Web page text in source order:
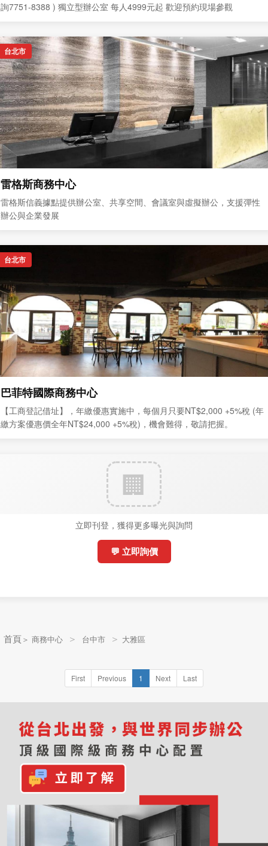
詢7751-8388 ) 獨立型辦公室 每人4999元起 歡迎預約現場參觀
台北市
雷格斯商務中心
雷格斯信義據點提供辦公室、共享空間、會議室與虛擬辦公，支援彈性
辦公與企業發展
台北市
巴菲特國際商務中心
【工商登記借址】，年繳優惠實施中，每個月只要NT$2,000 +5%稅 (年
繳方案優惠價全年NT$24,000 +5%稅)，機會難得，敬請把握。
立即刊登，獲得更多曝光與詢問
💬 立即詢價
首頁＞ 商務中心 ＞ 台中市 ＞ 大雅區
First Previous 1 Next Last